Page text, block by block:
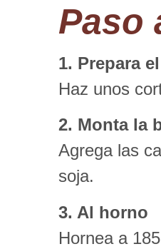
Paso
1. Prepara
Haz unos
2. Monta la
Agrega las
soja.
3. Al horno
Hornea a